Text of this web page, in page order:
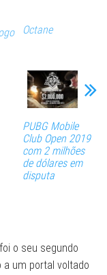
Octane
PUBG Mobile
Club Open 2019
com 2 milhões
de dólares em
disputa
o seu segundo
a um portal voltado